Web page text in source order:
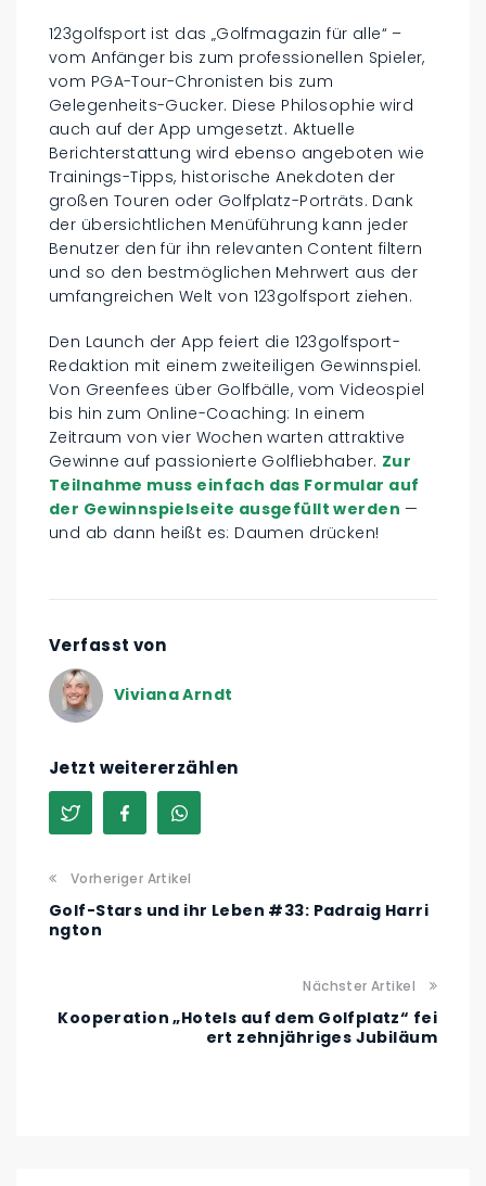
123golfsport ist das „Golfmagazin für alle“ –
vom Anfänger bis zum professionellen Spieler,
vom PGA-Tour-Chronisten bis zum
Gelegenheits-Gucker. Diese Philosophie wird
auch auf der App umgesetzt. Aktuelle
Berichterstattung wird ebenso angeboten wie
Trainings-Tipps, historische Anekdoten der
großen Touren oder Golfplatz-Porträts. Dank
der übersichtlichen Menüführung kann jeder
Benutzer den für ihn relevanten Content filtern
und so den bestmöglichen Mehrwert aus der
umfangreichen Welt von 123golfsport ziehen.
Den Launch der App feiert die 123golfsport-
Redaktion mit einem zweiteiligen Gewinnspiel.
Von Greenfees über Golfbälle, vom Videospiel
bis hin zum Online-Coaching: In einem
Zeitraum von vier Wochen warten attraktive
Gewinne auf passionierte Golfliebhaber. Zur
Teilnahme muss einfach das Formular auf
der Gewinnspielseite ausgefüllt werden —
und ab dann heißt es: Daumen drücken!
Verfasst von
Viviana Arndt
Jetzt weitererzählen
Vorheriger Artikel
Golf-Stars und ihr Leben #33: Padraig Harri
ngton
Nächster Artikel
Kooperation „Hotels auf dem Golfplatz“ fei
ert zehnjähriges Jubiläum